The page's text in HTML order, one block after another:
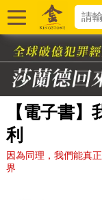
【電子書
利
因為同理，我們能真
界